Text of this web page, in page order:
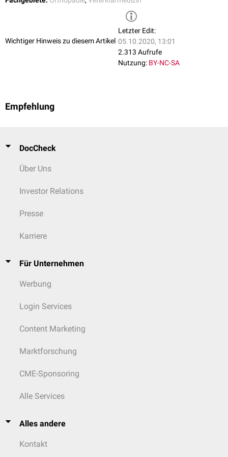
Wichtiger Hinweis zu diesem Artikel
Letzter Edit:
05.10.2020, 13:01
2.313 Aufrufe
Nutzung: BY-NC-SA
Empfehlung
DocCheck
Über Uns
Investor Relations
Presse
Karriere
Für Unternehmen
Werbung
Login Services
Content Marketing
Marktforschung
CME-Sponsoring
Alle Services
Alles andere
Kontakt